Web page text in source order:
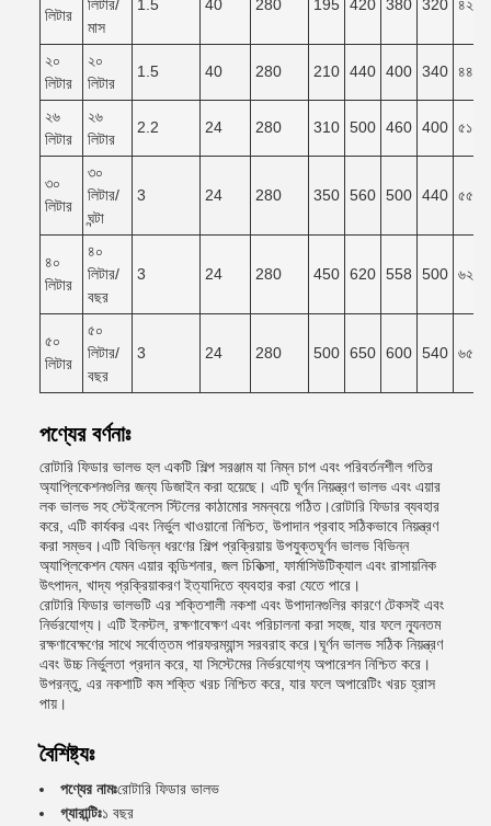
লিটার
লিটার/
মাস
1.5 40 280 195 420 380 320
২০
লিটার
২০
লিটার
1.5 40 280 210 440 400 340
২৬
লিটার
২৬
লিটার
2.2 24 280 310 500 460 400
৩০
লিটার
৩০
লিটার/
ঘন্টা
3 24 280 350 560 500 440
৪০
লিটার
৪০
লিটার/
বছর
3 24 280 450 620 558 500
৫০
লিটার
৫০
লিটার/
বছর
3 24 280 500 650 600 540
পণ্যের বর্ণনাঃ
রোটারি ফিডার ভালভ হল একটি শিল্প সরঞ্জাম যা নিম্ন চাপ এবং পরিবর্তনশীল গতির
অ্যাপ্লিকেশনগুলির জন্য ডিজাইন করা হয়েছে। এটি ঘূর্ণন নিয়ন্ত্রণ ভালভ এবং এয়ার
লক ভালভ সহ স্টেইনলেস স্টিলের কাঠামোর সমন্বয়ে গঠিত।রোটারি ফিডার ব্যবহার
করে, এটি কার্যকর এবং নির্ভুল খাওয়ানো নিশ্চিত, উপাদান প্রবাহ সঠিকভাবে নিয়ন্ত্রণ
করা সম্ভব।এটি বিভিন্ন ধরণের শিল্প প্রক্রিয়ায় উপযুক্তঘূর্ণন ভালভ বিভিন্ন
অ্যাপ্লিকেশন যেমন এয়ার কন্ডিশনার, জল চিকিত্সা, ফার্মাসিউটিক্যাল এবং রাসায়নিক
উৎপাদন, খাদ্য প্রক্রিয়াকরণ ইত্যাদিতে ব্যবহার করা যেতে পারে।
রোটারি ফিডার ভালভটি এর শক্তিশালী নকশা এবং উপাদানগুলির কারণে টেকসই এবং
নির্ভরযোগ্য। এটি ইনস্টল, রক্ষণাবেক্ষণ এবং পরিচালনা করা সহজ, যার ফলে ন্যূনতম
রক্ষণাবেক্ষণের সাথে সর্বোত্তম পারফরম্যান্স সরবরাহ করে।ঘূর্ণন ভালভ সঠিক নিয়ন্ত্রণ
এবং উচ্চ নির্ভুলতা প্রদান করে, যা সিস্টেমের নির্ভরযোগ্য অপারেশন নিশ্চিত করে।
উপরন্তু, এর নকশাটি কম শক্তি খরচ নিশ্চিত করে, যার ফলে অপারেটিং খরচ হ্রাস
পায়।
বৈশিষ্ট্যঃ
পণ্যের নামঃরোটারি ফিডার ভালভ
গ্যারান্টিঃ১ বছর